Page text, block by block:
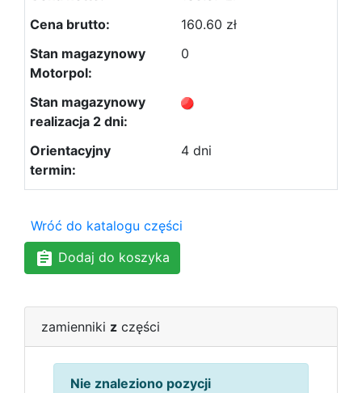
160.60 zł
0
4 dni
Wróć do katalogu części
Dodaj do koszyka
zamienniki z części
Nie znaleziono pozycji